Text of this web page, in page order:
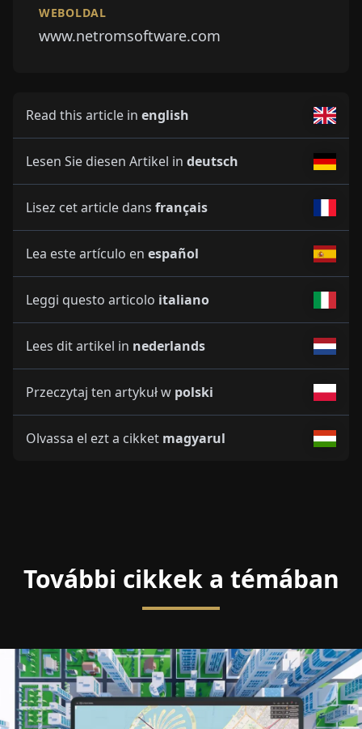
WEBOLDAL
www.netromsoftware.com
Read this article in english
Lesen Sie diesen Artikel in deutsch
Lisez cet article dans français
Lea este artículo en español
Leggi questo articolo italiano
Lees dit artikel in nederlands
Przeczytaj ten artykuł w polski
Olvassa el ezt a cikket magyarul
További cikkek a témában